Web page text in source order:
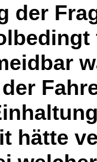
der
hätte